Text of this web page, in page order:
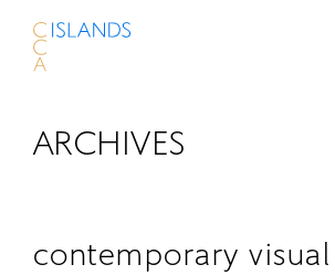
ABOUT
ARCHIVES
contemporary